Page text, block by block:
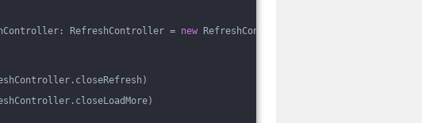
RefreshController = new RefreshController()